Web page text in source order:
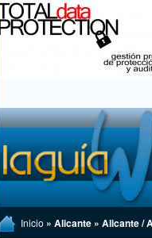
Inicio » Alicante » Alicante /